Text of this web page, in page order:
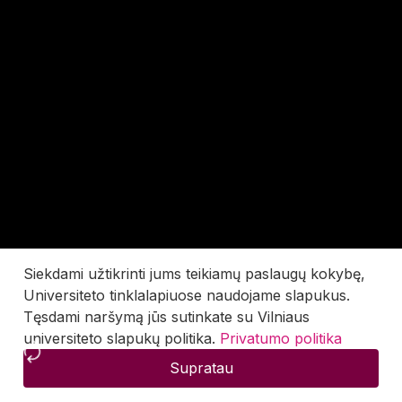
Siekdami užtikrinti jums teikiamų paslaugų kokybę,
Universiteto tinklalapiuose naudojame slapukus.
Tęsdami naršymą jūs sutinkate su Vilniaus
universiteto slapukų politika. Privatumo politika
Supratau